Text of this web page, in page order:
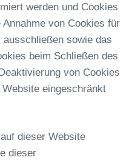
werden und Cookies
von Cookies für
sowie das
beim Schließen des
von Cookies
eingeschränkt
dieser Website
dieser